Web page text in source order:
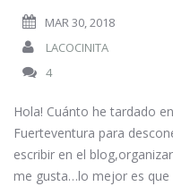
MAR 30, 2018
LACOCINITA
4
Hola! Cuánto he tardado
Fuerteventura para
escribir en el
me gusta…lo mejor es que